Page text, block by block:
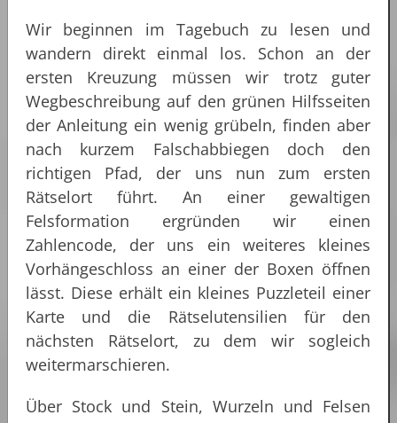
Wir beginnen im Tagebuch zu lesen und
wandern direkt einmal los. Schon an der
ersten Kreuzung müssen wir trotz guter
Wegbeschreibung auf den grünen Hilfsseiten
der Anleitung ein wenig grübeln, finden aber
nach kurzem Falschabbiegen doch den
richtigen Pfad, der uns nun zum ersten
Rätselort führt. An einer gewaltigen
Felsformation ergründen wir einen
Zahlencode, der uns ein weiteres kleines
Vorhängeschloss an einer der Boxen öffnen
lässt. Diese erhält ein kleines Puzzleteil einer
Karte und die Rätselutensilien für den
nächsten Rätselort, zu dem wir sogleich
weitermarschieren.
Über Stock und Stein, Wurzeln und Felsen